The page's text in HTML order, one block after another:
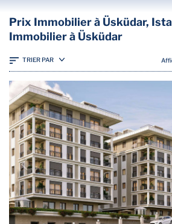
Prix Immobilier à Üsküdar,
Immobilier à Üsküdar
TRIER PAR